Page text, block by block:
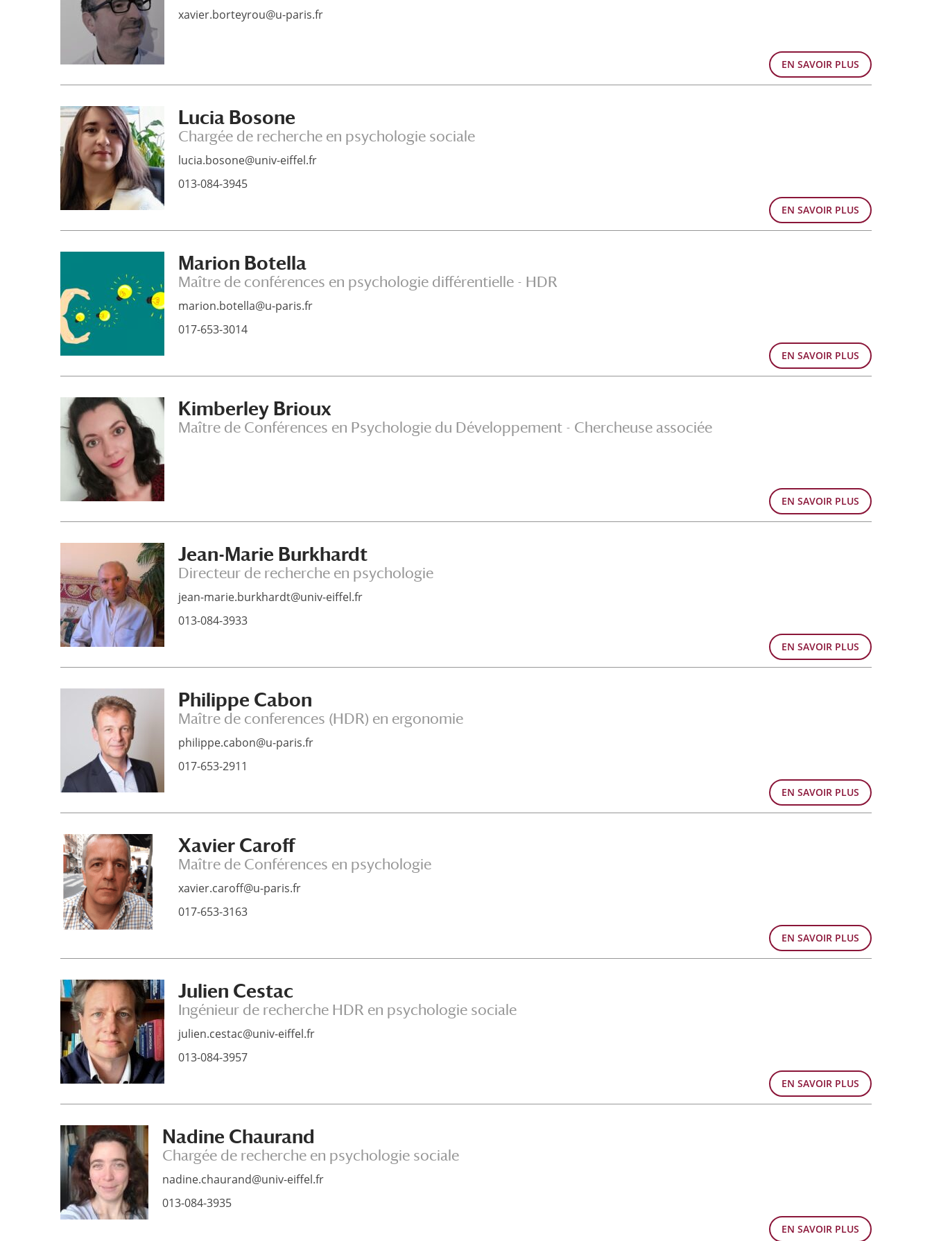
xavier.borteyrou@u-paris.fr
EN SAVOIR PLUS
Lucia Bosone
Chargée de recherche en psychologie sociale
lucia.bosone@univ-eiffel.fr
013-084-3945
EN SAVOIR PLUS
Marion Botella
Maître de conférences en psychologie différentielle - HDR
marion.botella@u-paris.fr
017-653-3014
EN SAVOIR PLUS
Kimberley Brioux
Maître de Conférences en Psychologie du Développement - Chercheuse associée
EN SAVOIR PLUS
Jean-Marie Burkhardt
Directeur de recherche en psychologie
jean-marie.burkhardt@univ-eiffel.fr
013-084-3933
EN SAVOIR PLUS
Philippe Cabon
Maître de conferences (HDR) en ergonomie
philippe.cabon@u-paris.fr
017-653-2911
EN SAVOIR PLUS
Xavier Caroff
Maître de Conférences en psychologie
xavier.caroff@u-paris.fr
017-653-3163
EN SAVOIR PLUS
Julien Cestac
Ingénieur de recherche HDR en psychologie sociale
julien.cestac@univ-eiffel.fr
013-084-3957
EN SAVOIR PLUS
Nadine Chaurand
Chargée de recherche en psychologie sociale
nadine.chaurand@univ-eiffel.fr
013-084-3935
EN SAVOIR PLUS